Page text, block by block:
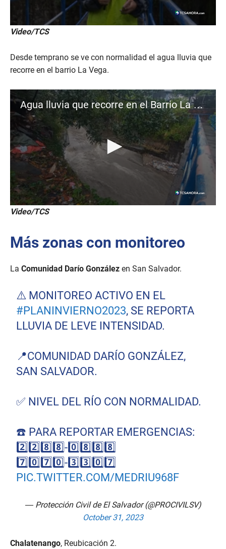
e
c
d
0
s
c
o
n
f
m
n
u
t
8
c
o
s
Video/TCS
Desde temprano se ve con normalidad el agua lluvia que
recorre en el barrio La Vega.
Agua lluvia que recorre en el Barrio La Vega
0
s
o
n
s
o
Video/TCS
Más zonas con monitoreo
La Comunidad Darío González en San Salvador.
⚠️ MONITOREO ACTIVO EN EL
#PLANINVIERNO2023, SE REPORTA
LLUVIA DE LEVE INTENSIDAD.
📍COMUNIDAD DARÍO GONZÁLEZ,
SAN SALVADOR.
✅️ NIVEL DEL RÍO CON NORMALIDAD.
☎️ PARA REPORTAR EMERGENCIAS:
2️⃣2️⃣8️⃣8️⃣-0️⃣8️⃣8️⃣8️⃣
7️⃣0️⃣7️⃣0️⃣-3️⃣3️⃣0️⃣7️⃣
PIC.TWITTER.COM/MEDRIU968F
— Protección Civil de El Salvador (@PROCIVILSV)
October 31, 2023
Chalatenango, Reubicación 2.